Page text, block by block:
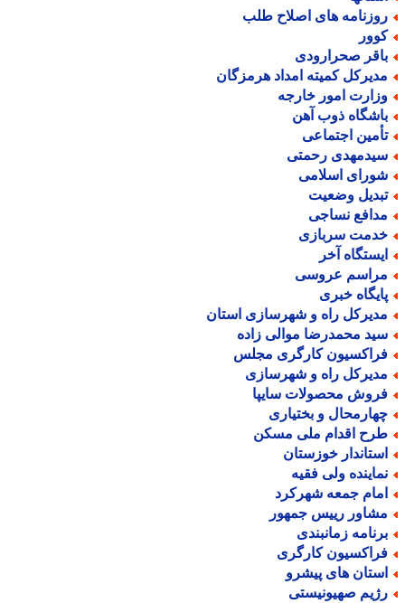
های اصلاح طلب
صحرارودی
کمیته امداد هرمزگان
امور خارجه
ذوب آهن
اجتماعی
رحمتی
اسلامی
وضعیت
نساجی
سربازی
آخر
عروسی
خبری
راه و شهرسازی استان
محمدرضا موالی زاده
کارگری مجلس
راه و شهرسازی
محصولات سایپا
و بختیاری
اقدام ملی مسکن
خوزستان
ولی فقیه
جمعه شهرکرد
رییس جمهور
زمانبندی
کارگری
های پیشرو
صهیونیستی